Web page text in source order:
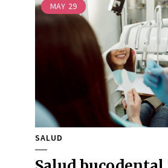
MAY 29
SALUD